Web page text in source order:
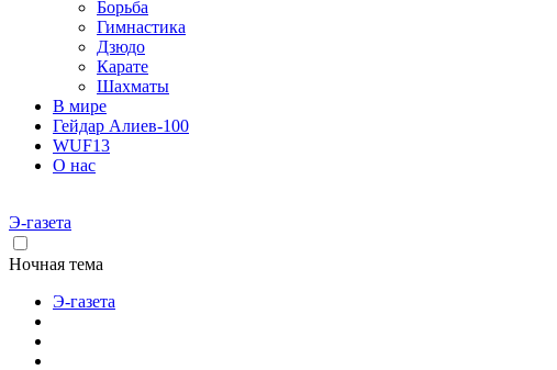
Борьба
Гимнастика
Дзюдо
Карате
Шахматы
В мире
Гейдар Алиев-100
WUF13
О нас
Э-газета
Ночная тема
Э-газета